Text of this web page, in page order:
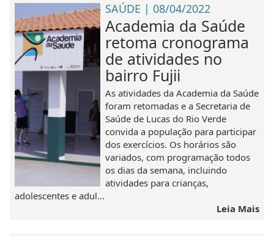
SAÚDE | 08/04/2022
Academia da Saúde
retoma cronograma
de atividades no
bairro Fujii
As atividades da Academia da Saúde
foram retomadas e a Secretaria de
Saúde de Lucas do Rio Verde
convida a população para participar
dos exercícios. Os horários são
variados, com programação todos
os dias da semana, incluindo
atividades para crianças,
adolescentes e adul...
Leia Mais